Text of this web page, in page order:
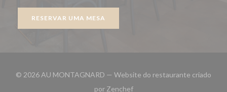
RESERVAR UMA MESA
© 2026 AU MONTAGNARD — Website do restaurante criado
por Zenchef((abre numa nova janela))